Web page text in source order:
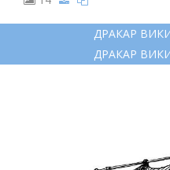
ДРАКАР
ДРАКАР